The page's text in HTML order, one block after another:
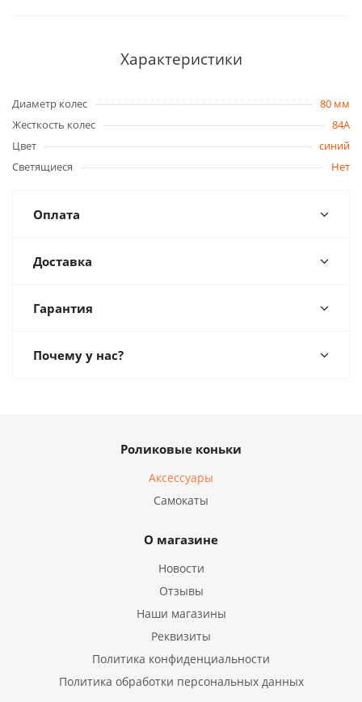
Характеристики
Диаметр колес
80 мм
Жесткость колес
84A
Цвет
синий
Светящиеся
Нет
Оплата
Доставка
Гарантия
Почему у нас?
Роликовые коньки
Аксессуары
Самокаты
О магазине
Новости
Отзывы
Наши магазины
Реквизиты
Политика конфиденциальности
Политика обработки персональных данных